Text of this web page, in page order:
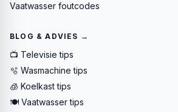
Vaatwasser foutcodes
BLOG & ADVIES →
📺 Televisie tips
🫧 Wasmachine tips
🧊 Koelkast tips
🍽️ Vaatwasser tips